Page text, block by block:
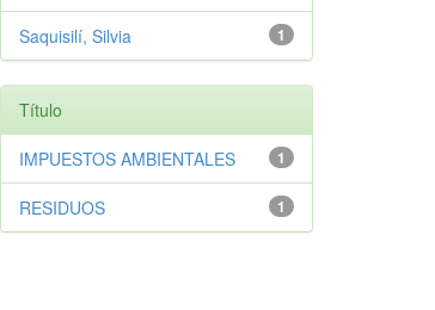
1
Saquisilí, Silvia
Título
1
IMPUESTOS AMBIENTALES
1
RESIDUOS